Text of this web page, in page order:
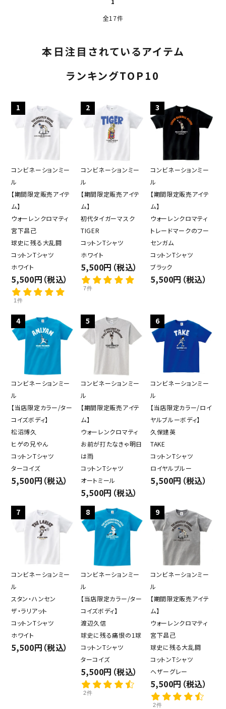
全17件
本日注目されているアイテム
ランキングTOP10
1
コンビネーションミー
ル
【期間限定販売アイテ
ム】
ウォーレンクロマティ
宮下昌己
球史に残る大乱闘
コットンTシャツ
ホワイト
5,500円（税込）
1件
2
コンビネーションミー
ル
【期間限定販売アイテ
ム】
初代タイガーマスク
TIGER
コットンTシャツ
ホワイト
5,500円（税込）
7件
3
コンビネーションミー
ル
【期間限定販売アイテ
ム】
ウォーレンクロマティ
トレードマークのフー
センガム
コットンTシャツ
ブラック
5,500円（税込）
4
コンビネーションミー
ル
【当店限定カラー/ター
コイズボディ】
松沼博久
ヒゲの兄やん
コットンTシャツ
ターコイズ
5,500円（税込）
5
コンビネーションミー
ル
【期間限定販売アイテ
ム】
ウォーレンクロマティ
お前が打たなきゃ明日
は雨
コットンTシャツ
オートミール
5,500円（税込）
6
コンビネーションミー
ル
【当店限定カラー/ロイ
ヤルブルーボディ】
久保建英
TAKE
コットンTシャツ
ロイヤルブルー
5,500円（税込）
7
コンビネーションミー
ル
スタン・ハンセン
ザ・ラリアット
コットンTシャツ
ホワイト
5,500円（税込）
8
コンビネーションミー
ル
【当店限定カラー/ター
コイズボディ】
渡辺久信
球史に残る痛恨の1球
コットンTシャツ
ターコイズ
5,500円（税込）
2件
9
コンビネーションミー
ル
【期間限定販売アイテ
ム】
ウォーレンクロマティ
宮下昌己
球史に残る大乱闘
コットンTシャツ
ヘザーグレー
5,500円（税込）
2件